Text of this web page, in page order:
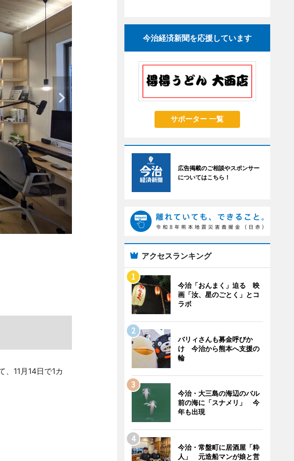
11月14日で1カ
今治経済新聞を応援しています
サポーター 一覧
広告掲載のご相談やスポンサー
についてはこちら！
アクセスランキング
今治「おんまく」迫る 映
画「汝、星のごとく」とコ
ラボ
バリィさんも募金呼びか
け 今治から熊本へ支援の
輪
今治・大三島の海辺のバル
前の海に「スナメリ」 今
年も出現
今治・常盤町に居酒屋「粋
人」 元造船マンが娘と営